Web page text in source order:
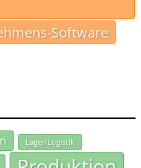
Software
Lager/Logistik